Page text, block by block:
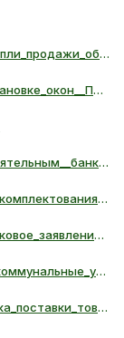
_на_оплату_задолженности_по_договору_купли_продажи_оборудования__Претензия.doc
в_связи_с_невыполнением_договора_по_установке_окон__Претензия.doc
Заявление_должника_о_признании_несостоятельным__банкротом_.doc
к_комплектации_товара__требование___доукомплектования_товара___Претензия.doc
о_взыскании_долга_по_договору_займа__Исковое_заявление.doc
о_взыскании_задолженности_платежа_за_коммунальные_услуги__Исковое_заявление.doc
о_взыскании_неустойки_за_нарушение_срока_поставки_товара__Исковое_заявление.doc